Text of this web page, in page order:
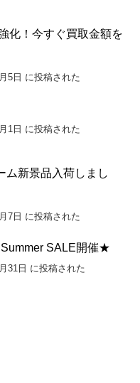
化！今すぐ買取金額を
5日 に投稿された
1日 に投稿された
ム新景品入荷しまし
7日 に投稿された
SALE開催★
31日 に投稿された